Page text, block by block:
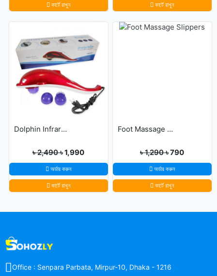
কার্টে রাখুন কার্টে রাখুন
Dolphin Infrared Body Massager
৳ 2,490৳ 1,990
অর্ডার করুন
কার্টে রাখুন
Foot Massage Slippers
৳ 1,290৳ 790
অর্ডার করুন
কার্টে রাখুন
Office : Senpara Parbata, Mirpur-10, Dhaka - 1216